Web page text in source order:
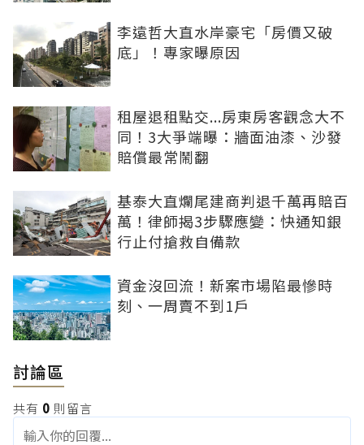
李遠哲大直水岸豪宅「房價又破
底」！專家曝原因
租屋退租點交...房東房客觀念大不
同！3大爭端曝：牆面油漆、沙發
賠償最常鬧翻
基泰大直爛尾建商判退千萬再賠百
萬！律師揭3步驟應變：快通知銀
行止付搶救自備款
資金沒回流！新案市場陷最慘時
刻、一周賣不到1戶
討論區
共有 0 則留言